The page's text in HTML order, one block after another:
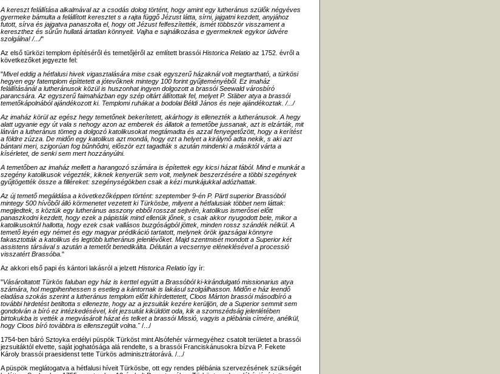
A kereszt felállítása alkalmával az a csodás dolog történt, hogy amint egy lutheránus szülők négyéves
gyermeke bámulta a felállított keresztet s a rajta függő Jézust látta, sírni, jajgatni kezdett, anyjához
futott, sírva és jajgatva panaszolta el, hogy ott Jézust felfeszítették, ismét többször visszament a
kereszthez és sűrűn hullatá ártatlan könnyeit. Vajha e sajnálkozása e gyermeknek egykor üdvére
szolgálna! /.../"
Az első türközi templom építéséről és temetőjéről az említett brassói Historica Relatio az 1752. évről a
következőket jegyezte fel:
"Mivel eddig a hétfalusi hivek vigasztalására mise csak egyszerű házaknál volt megtartható, a türkösi
hegyen egy fatemplom építtetett a jótevőknek mintegy 100 forint gyűjteményéből. Ez imaház
felállításánál a lutheránusok közül is huszonhat ingyen dolgozott a brassói Seewald városbíró
parancsára. Az egyszerű faimaházban egy szép oltárt állítottak fel, melyet P. Stäber atya a brassói
temetőkápolnából ajándékozott ki. Templomi ruhákat a bodolai Béldi János és neje ajándékoztak. /.../
Az imaház körül az egész hegy temetőnek bekerítetett, akárhogy is ellenezték a lutheránusok. A hegy
alatt ugyanie egy út vala s nehogy azon az emberek és állatok a temetőbe jussanak, azt is elzárták, mit
látván a lutheránus tömeg a dolgozó katolikusokat megtámadta és azzal fenyegetőzött, hogy a kerítést
a földre zúzza. De midőn egy katolikus azt mondá, hogy ezt a helyet a királynő adta nekik, s aki azt
bántani meri, szigorúan fog bűnhődni, először ezt tagadták s azután mindenki a másiktól várta a
kísérletet, de senki sem mert hozzányúlni.
A temetőben az imaház mellett a harangozó számára is építettek egy kicsi házat fából. Mind e munkát a
szegény katolikusok végezték, kiknek kenyerük sem volt, melynek beszerzésére a többi szegények
gyűjtögették össze a filléreket: szegénységökben csak a kézi munkájukkal adózhattak.
Az új temető megáldása a következőképpen történt: szeptember 9-én P. Pärtl superior Brassóból
mintegy 500 hívőből álló körmenetet vezetett ki Türkösbe, milyent a hétfalusiak többet nem láttak:
megijedtek, s köztük egy lutheránus asszony ebből rosszat sejtvén, katolikus ismerősei előtt
panaszkodni kezdett, hogy ezek a pápisták mind ellenük jőnek, s csak akkor nyugodott bele, mikor a
katolikusoktól hallotta, hogy ezek csak vallásos buzgóságból jöttek, minden rossz szándék nélkül. A
temető leyén egy német és egy magyar prédikáció tartatott, melynek örök igazságai könnyre
fakasztották a katolikus és legtöbb lutheránus jelenlévőket. Majd szentmisét mondott a Superior két
assistens társával s azután a temetőt benedikálta. Délután a vecsernye eléneklésével a processió
visszatért Brassóba. "
Az akkori első papi és kántori lakásról a jelzett Historica Relatio így ír:
"Vásároltatott Türkös faluban egy ház is kerttel együtt a Brassóból ki-kirándulgató missionarius atya
számára, hol megpihenhessen s esetleg a kántornak is lakásul szolgálhasson. Midőn e ház leendő
eladása szokás szerint a lutheránus templom előtt kihírdettetett, Cloos Márton brassói másodbíró a
további hirdetést betiltotta s ellenezte, hogy az a jezsuiták kezére kerüljön, de a Superior semmit sem
gondolván a bíró ez intézkedésével, két jezsuitát kiküldött oda, kik a szomszédság jelenlétében
birtokukba is vették a megvásárolt házat és telket a brassói Missió, vagyis a plébánia címére, anélkül,
hogy Cloos bíró továbbra is ellenszegült volna."/.../
1754-ben báró Sztoyka erdélyi püspök Türköst mint Alsófehér vármegyéhez csatolt területet a brassói
jezsuitáktól elvette, saját joghatósága alá rendelte, s a brassói Franciskánusokra bízva P. Fekete
Károly brassói praesidenst tette Türkös adminisztrátorává. /.../
A püspök meglátogatva a hétfalusi híveit Türkösbe, ott egy rendes plébánia szervezésének szükségét